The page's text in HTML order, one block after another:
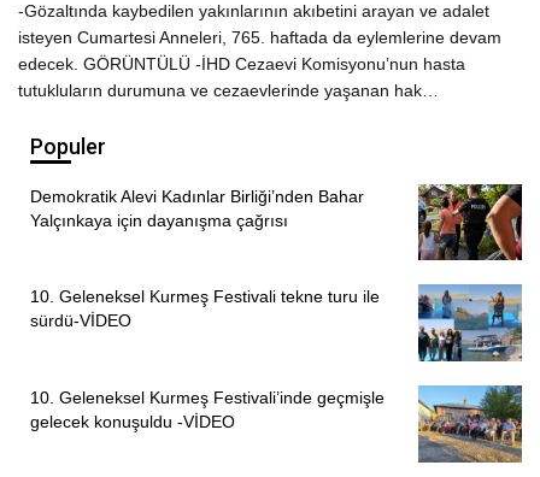
-Gözaltında kaybedilen yakınlarının akıbetini arayan ve adalet
isteyen Cumartesi Anneleri, 765. haftada da eylemlerine devam
edecek. GÖRÜNTÜLÜ -İHD Cezaevi Komisyonu’nun hasta
tutukluların durumuna ve cezaevlerinde yaşanan hak…
Populer
Demokratik Alevi Kadınlar Birliği’nden Bahar
Yalçınkaya için dayanışma çağrısı
10. Geleneksel Kurmeş Festivali tekne turu ile
sürdü-VİDEO
10. Geleneksel Kurmeş Festivali’inde geçmişle
gelecek konuşuldu -VİDEO